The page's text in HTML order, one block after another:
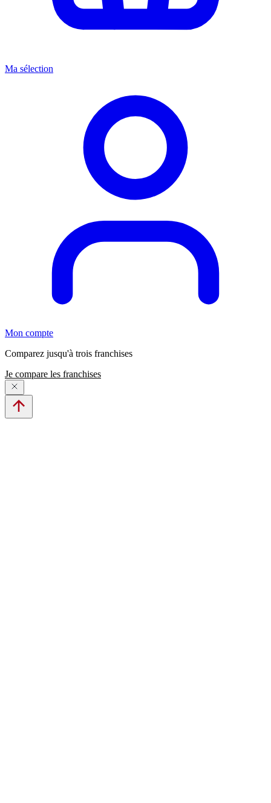
Ma sélection
Mon compte
Comparez jusqu'à trois franchises
Je compare les franchises